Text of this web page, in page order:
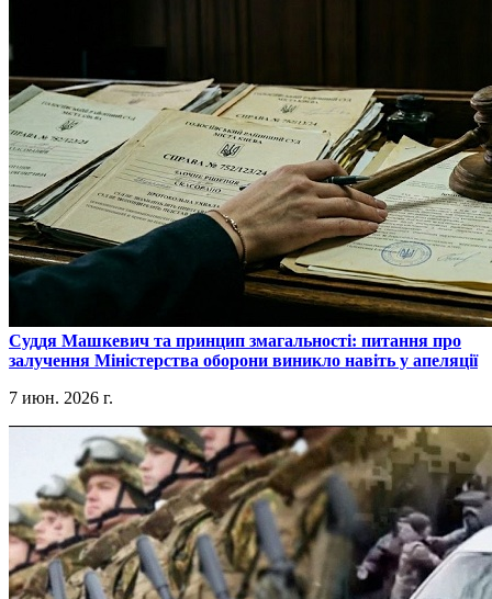
​Суддя Машкевич та принцип змагальності: питання про
залучення Міністерства оборони виникло навіть у апеляції
7 июн. 2026 г.